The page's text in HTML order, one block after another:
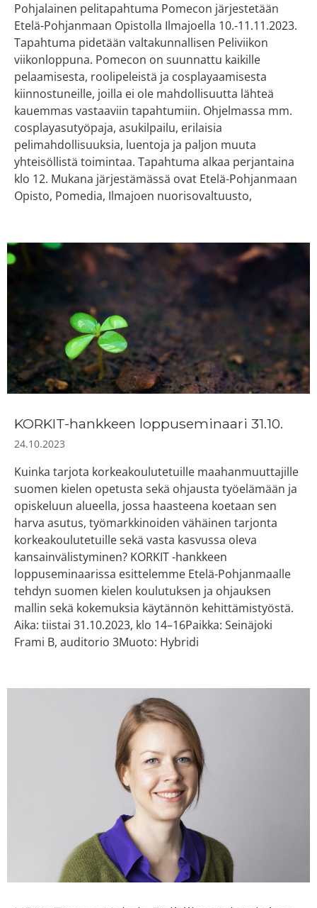
Pohjalainen pelitapahtuma Pomecon järjestetään
Etelä-Pohjanmaan Opistolla Ilmajoella 10.-11.11.2023.
Tapahtuma pidetään valtakunnallisen Peliviikon
viikonloppuna. Pomecon on suunnattu kaikille
pelaamisesta, roolipeleistä ja cosplayaamisesta
kiinnostuneille, joilla ei ole mahdollisuutta lähteä
kauemmas vastaaviin tapahtumiin. Ohjelmassa mm.
cosplayasutyöpaja, asukilpailu, erilaisia
pelimahdollisuuksia, luentoja ja paljon muuta
yhteisöllistä toimintaa. Tapahtuma alkaa perjantaina
klo 12. Mukana järjestämässä ovat Etelä-Pohjanmaan
Opisto, Pomedia, Ilmajoen nuorisovaltuusto,
KORKIT-hankkeen loppuseminaari 31.10.
24.10.2023
Kuinka tarjota korkeakoulutetuille maahanmuuttajille
suomen kielen opetusta sekä ohjausta työelämään ja
opiskeluun alueella, jossa haasteena koetaan sen
harva asutus, työmarkkinoiden vähäinen tarjonta
korkeakoulutetuille sekä vasta kasvussa oleva
kansainvälistyminen? KORKIT -hankkeen
loppuseminaarissa esittelemme Etelä-Pohjanmaalle
tehdyn suomen kielen koulutuksen ja ohjauksen
mallin sekä kokemuksia käytännön kehittämistyöstä.
Aika: tiistai 31.10.2023, klo 14–16Paikka: Seinäjoki
Frami B, auditorio 3Muoto: Hybridi